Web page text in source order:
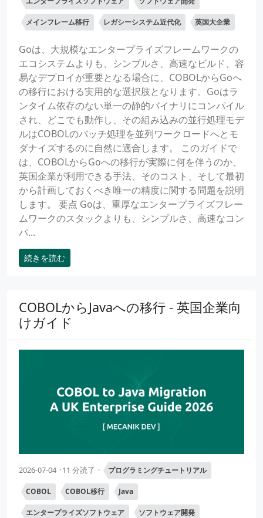
メインフレーム移行 レガシーシステム近代化 英国大企業
Goは、大規模なエンタープライズフレームワークの
エコシステムよりも、シンプルさ、高速なビルド、容
易なデプロイが重要となる場合に、COBOLからGoへ
の移行における実用的な選択肢となります。Goはラ
ンタイム依存のない単一の静的バイナリにコンパイル
され、どこでも動作し、その組み込みの並行処理モデ
ルはCOBOLのバッチ処理を並列ワークロードへとモ
ダナイズするのに自然に適合します。 このガイドで
は、COBOLからGoへの移行が実際に何を伴うのか、
英国企業が利用できる手法、そのコスト、そして最初
から計画しておくべき唯一の精度に関する問題を説明
します。 要点 Goは、重厚なエンタープライズフレー
ムワークのスタックよりも、シンプルさ、高速なコン
パ...
続きを読む
COBOLからJavaへの移行 - 英国企業向
けガイド
2026-07-04 11 分読了 プログラミングチュートリアル
COBOL COBOL移行 Java
エンタープライズソフトウェア ソフトウェア開発